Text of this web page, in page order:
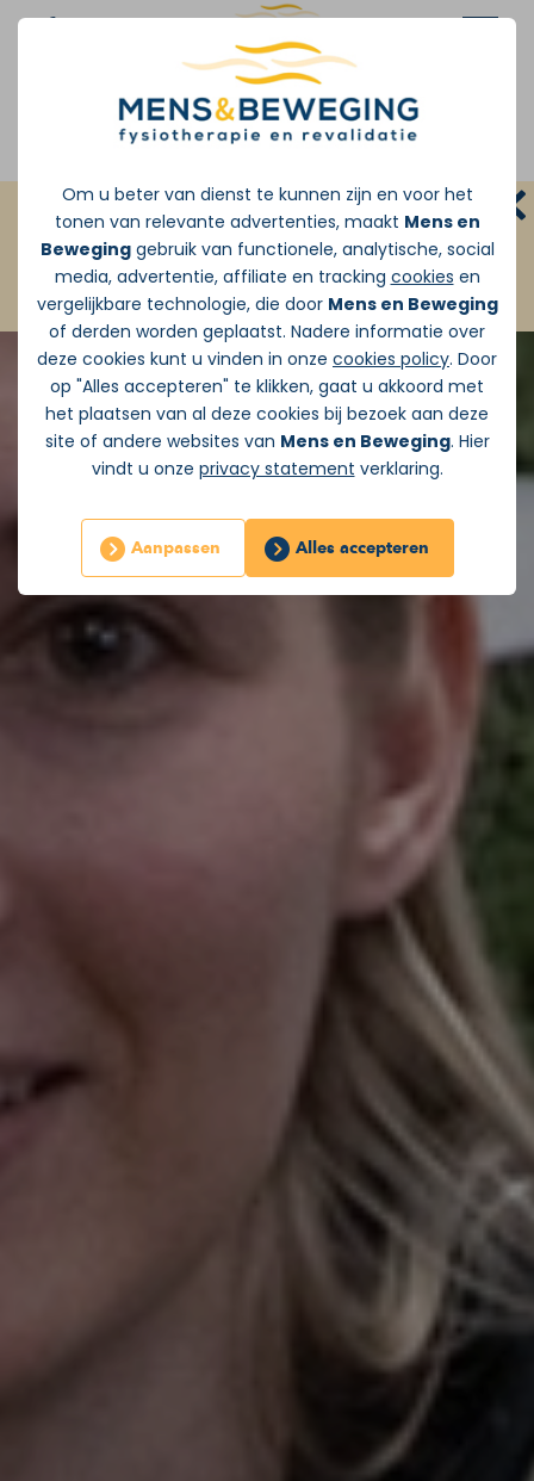
Om u beter van dienst te kunnen zijn en voor het
tonen van relevante advertenties, maakt Mens en
Beweginggebruik van functionele, analytische, social
media, advertentie, affiliate en tracking cookies en
vergelijkbare technologie, die door Mens en Beweging
of derden worden geplaatst. Nadere informatie over
deze cookies kunt u vinden in onze cookies policy. Door
op "Alles accepteren" te klikken, gaat u akkoord met
het plaatsen van al deze cookies bij bezoek aan deze
site of andere websites van Mens en Beweging. Hier
vindt u onze privacy statement verklaring.
Aanpassen Alles accepteren
Afspraak maken
GRATIS INLOOPSPREEKUUR:Zonder
doorverwijzing van de huisarts
JA ik wil vandaag Gratis pijnadvies